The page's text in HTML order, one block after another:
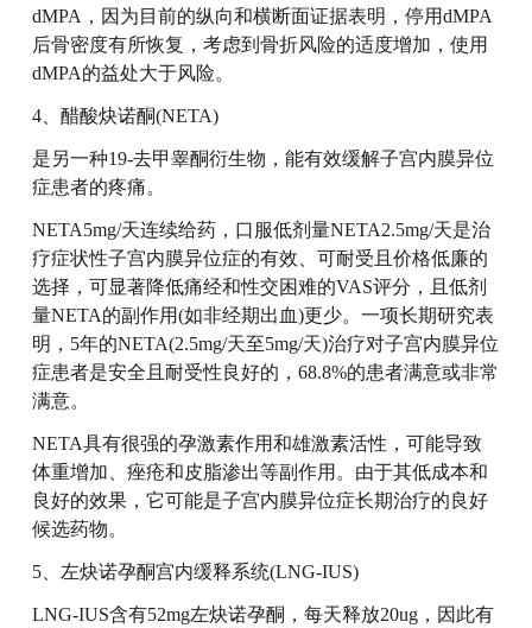
dMPA，因为目前的纵向和横断面证据表明，停用dMPA
后骨密度有所恢复，考虑到骨折风险的适度增加，使用
dMPA的益处大于风险。
4、醋酸炔诺酮(NETA)
是另一种19-去甲睾酮衍生物，能有效缓解子宫内膜异位
症患者的疼痛。
NETA5mg/天连续给药，口服低剂量NETA2.5mg/天是治
疗症状性子宫内膜异位症的有效、可耐受且价格低廉的
选择，可显著降低痛经和性交困难的VAS评分，且低剂
量NETA的副作用(如非经期出血)更少。一项长期研究表
明，5年的NETA(2.5mg/天至5mg/天)治疗对子宫内膜异位
症患者是安全且耐受性良好的，68.8%的患者满意或非常
满意。
NETA具有很强的孕激素作用和雄激素活性，可能导致
体重增加、痤疮和皮脂渗出等副作用。由于其低成本和
良好的效果，它可能是子宫内膜异位症长期治疗的良好
候选药物。
5、左炔诺孕酮宫内缓释系统(LNG-IUS)
LNG-IUS含有52mg左炔诺孕酮，每天释放20ug，因此有